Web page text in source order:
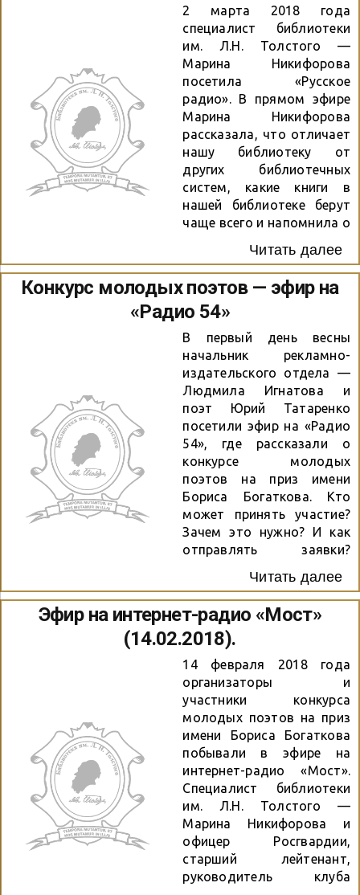
На каждой локации
зрителей будет ждать
масштабная культурная
программа: для всех
пришедших будет звучать
духовой оркестр НВИ им.
генерала Яковлева, а
также стихи в исполнении
поэтов – участников
конкурса прошлого года:
Агаты Классен,
Константина Радушкина,
Максима Сафиулина,
Олеси Шмакович, Галины
Шамаевой, Елены
Шумиловой и Ольги
Фокиной. Своими
произведениями гостей
порадуют также
участники проекта...
2 марта 2018 года
специалист библиотеки
им. Л.Н. Толстого —
Марина Никифорова
посетила «Русское
радио». В прямом эфире
Марина Никифорова
рассказала, что отличает
нашу библиотеку от
других библиотечных
систем, какие книги в
нашей библиотеке берут
чаще всего и напомнила о
поэтов на приз имени
Бориса Богаткова, заявки
на который мы
принимаем на почту
konkurs@cbstolstoy.ru.
Читать далее
Конкурс молодых поэтов — эфир на
«Радио 54»
В первый день весны
начальник рекламно-
издательского отдела —
Людмила Игнатова и
поэт Юрий Татаренко
посетили эфир на «Радио
54», где рассказали о
конкурсе молодых
поэтов на приз имени
Бориса Богаткова. Кто
может принять участие?
Зачем это нужно? И как
отправлять заявки?
вопросы увидите в
видеозаписи эфира!
Читать далее
Эфир на интернет-радио «Мост»
(14.02.2018).
14 февраля 2018 года
организаторы и
участники конкурса
молодых поэтов на приз
имени Бориса Богаткова
побывали в эфире на
интернет-радио «Мост».
Специалист библиотеки
им. Л.Н. Толстого —
Марина Никифорова и
офицер Росгвардии,
старший лейтенант,
руководитель клуба